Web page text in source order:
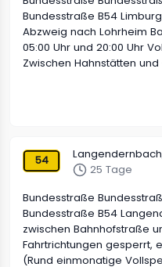
Bundesstraße B54
Abzweig nach Lohrheim
05:00 Uhr und 20:00 Uhr
Zwischen Hahnstätten
54
25 Tage
Bundesstraße
Bundesstraße B54
zwischen Bahnhofstraße
Fahrtrichtungen gesperrt,
(Rund einmonatige